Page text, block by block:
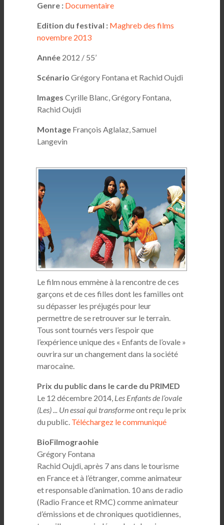
Genre : Documentaire
Edition du festival : Maghreb des films
novembre 2013
Année 2012 / 55’
Scénario Grégory Fontana et Rachid Oujdi
Images Cyrille Blanc, Grégory Fontana,
Rachid Oujdi
Montage François Aglalaz, Samuel
Langevin
Le film nous emmène à la rencontre de ces
garçons et de ces filles dont les familles ont
su dépasser les préjugés pour leur
permettre de se retrouver sur le terrain.
Tous sont tournés vers l’espoir que
l’expérience unique des « Enfants de l’ovale »
ouvrira sur un changement dans la société
marocaine.
Prix du public dans le carde du PRIMED
Le 12 décembre 2014, Les Enfants de l’ovale
(Les) ... Un essai qui transformeont reçu le prix
du public. Téléchargez le communiqué
BioFilmograohie
Grégory Fontana
Rachid Oujdi, après 7 ans dans le tourisme
en France et à l’étranger, comme animateur
et responsable d’animation. 10 ans de radio
(Radio France et RMC) comme animateur
d’émissions et de chroniques quotidiennes,